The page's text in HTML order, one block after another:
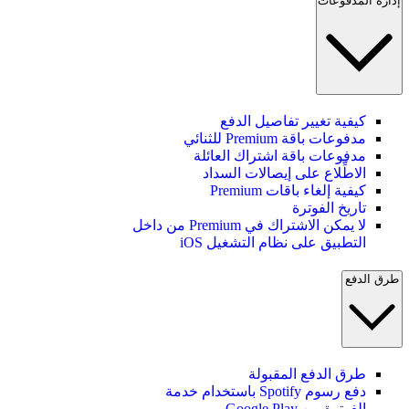
كيفية تغيير تفاصيل الدفع
مدفوعات باقة Premium للثنائي
مدفوعات باقة اشتراك العائلة
الاطِّلاع على إيصالات السداد
كيفية إلغاء باقات Premium
تاريخ الفوترة
لا يمكن الاشتراك في Premium من داخل
التطبيق على نظام التشغيل iOS
طرق الدفع
طرق الدفع المقبولة
دفع رسوم Spotify باستخدام خدمة